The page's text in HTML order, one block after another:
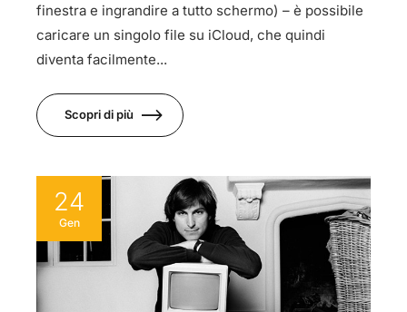
finestra e ingrandire a tutto schermo) – è possibile
caricare un singolo file su iCloud, che quindi
diventa facilmente...
Scopri di più
24
Gen